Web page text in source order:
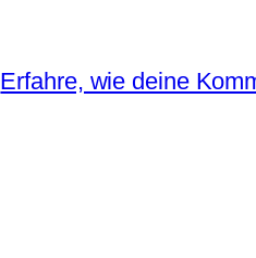
Erfahre, wie deine